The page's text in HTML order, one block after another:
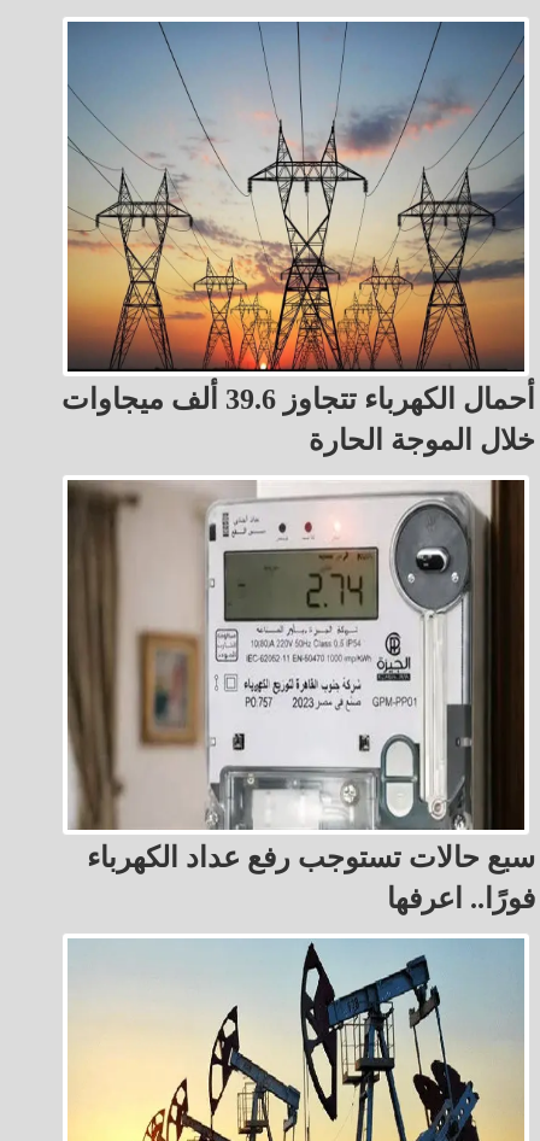
أحمال الكهرباء تتجاوز 39.6 ألف ميجاوات
خلال الموجة الحارة
سبع حالات تستوجب رفع عداد الكهرباء
فورًا.. اعرفها